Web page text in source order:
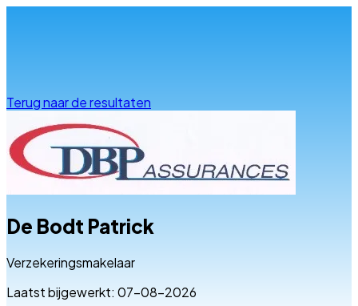
Terug naar de resultaten
De Bodt Patrick
Verzekeringsmakelaar
Laatst bijgewerkt: 07-08-2026